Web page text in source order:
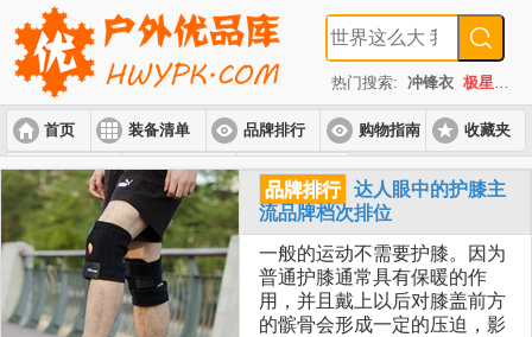
热门搜索: 冲锋衣 极星
首页 装备清单 品牌排行 购物指南
入门套装 进阶套装 高端套装
收藏夹
品牌排行
达人眼中的护膝主
流品牌档次排位
一般的运动不需要护膝。因为
普通护膝通常具有保暖的作
用，并且戴上以后对膝盖前方
的髌骨会形成一定的压迫，影